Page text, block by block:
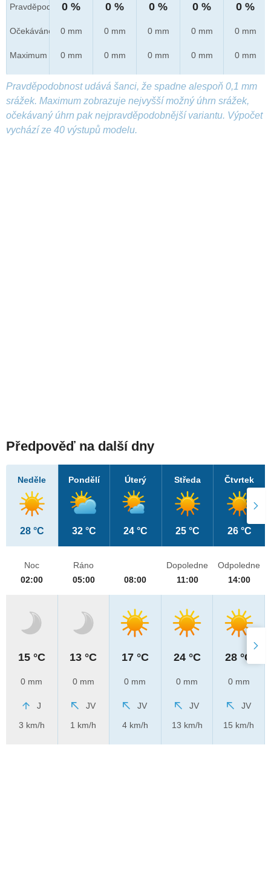
Pravděpod.
Očekáváno
Maximum
0 %
0 mm
0 mm
0 %
0 mm
0 mm
0 %
0 mm
0 mm
0 %
0 mm
0 mm
0 %
0 mm
0 mm
Pravděpodobnost udává šanci, že spadne alespoň 0,1 mm
srážek. Maximum zobrazuje nejvyšší možný úhrn srážek,
očekávaný úhrn pak nejpravděpodobnější variantu. Výpočet
vychází ze 40 výstupů modelu.
Předpověď na další dny
Neděle
28 °C
Pondělí
32 °C
Úterý
24 °C
Středa
25 °C
Čtvrtek
26 °C
Noc
02:00
15 °C
0 mm
J
3 km/h
Ráno
05:00
13 °C
0 mm
JV
1 km/h
08:00
17 °C
0 mm
JV
4 km/h
Dopoledne
11:00
24 °C
0 mm
JV
13 km/h
Odpoledne
14:00
28 °C
0 mm
JV
15 km/h